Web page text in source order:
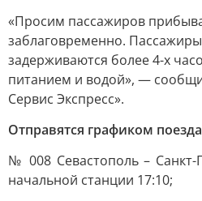
«Просим пассажиров
заблаговременно.
задерживаются более 4-х
питанием и водой», —
Сервис Экспресс».
Отправятся графиком
№ 008 Севастополь – Санкт-
начальной станции 17:10;